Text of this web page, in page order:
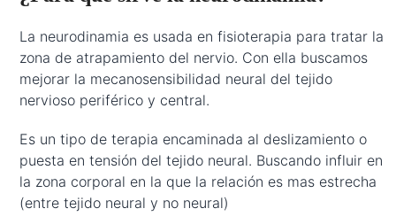
La neurodinamia es usada en fisioterapia para tratar la
zona de atrapamiento del nervio. Con ella buscamos
mejorar la mecanosensibilidad neural del tejido
nervioso periférico y central.
Es un tipo de terapia encaminada al deslizamiento o
puesta en tensión del tejido neural. Buscando influir en
la zona corporal en la que la relación es mas estrecha
(entre tejido neural y no neural)